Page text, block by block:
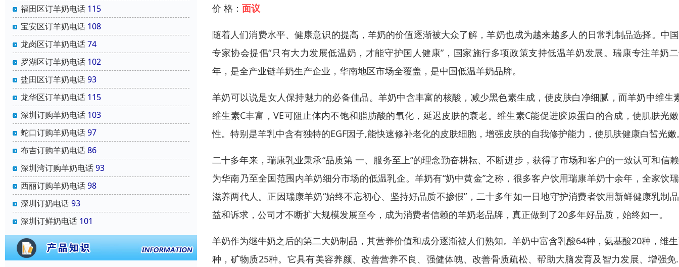
福田区订羊奶电话 115
宝安区订羊奶电话 108
龙岗区订羊奶电话74
罗湖区订羊奶电话 102
盐田区订羊奶电话93
龙华区订羊奶电话 115
深圳订购羊奶电话 103
蛇口订购羊奶电话97
布吉订购羊奶电话86
深圳湾订购羊奶电话93
西丽订购羊奶电话98
深圳订奶电话93
深圳订鲜奶电话 101
价 格： 面议
随着人们消费水平、健康意识的提高，羊奶的价值逐渐被大众了解，羊奶也成为越来越多人的日常乳制品选择。中
专家协会提倡“只有大力发展低温奶，才能守护国人健康”，国家施行多项政策支持低温羊奶发展。瑞康专注羊奶
年，是全产业链羊奶生产企业，华南地区市场全覆盖，是中国低温羊奶品牌。
羊奶可以说是女人保持魅力的必备佳品。羊奶中含丰富的核酸，减少黑色素生成，使皮肤白净细腻，而羊奶中维生
维生素C丰富，VE可阻止体内不饱和脂肪酸的氧化，延迟皮肤的衰老。维生素C能促进胶原蛋白的合成，使肌肤光
性。特别是羊乳中含有独特的EGF因子,能快速修补老化的皮肤细胞，增强皮肤的自我修护能力，使肌肤健康白皙光嫩
二十多年来，瑞康乳业秉承“品质第 一、服务至上”的理念勤奋耕耘、不断进步，获得了市场和客户的一致认可和信
为华南乃至全国范围内羊奶细分市场的低温乳企。羊奶有“奶中黄金”之称，很多客户饮用瑞康羊奶十余年，全家饮
滋养两代人。正因瑞康羊奶“始终不忘初心、坚持好品质不掺假”，二十多年如一日地守护消费者饮用新鲜健康乳制
益和诉求，公司才不断扩大规模发展至今，成为消费者信赖的羊奶老品牌，真正做到了20多年好品质，始终如一。
羊奶作为继牛奶之后的第二大奶制品，其营养价值和成分逐渐被人们熟知。羊奶中富含乳酸64种，氨基酸20种，维
种，矿物质25种。它具有美容养颜、改善营养不良、强健体魄、改善骨质疏松、帮助大脑发育及智力发展、增强免